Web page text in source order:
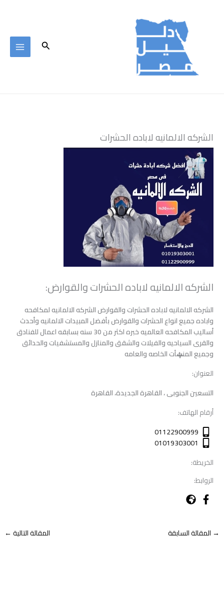
البحث
الشركه الالمانيه لاباده الحشرات
الشركه الالمانيه لاباده الحشرات والقوارض:
الشركه الالمانيه لاباده الحشرات والقوارض الشركه الالمانيه لمكافحه
واباده جميع انواع الحشرات والقوارض بأفضل المبيدات الالمانيه وأحدث
أساليب المكافحه العالميه خبره اكثر من 30 سنه بسابقه اعمال للفنادق
والقرى السياحيه والفيلات والشقق والمنازل والمستشفيات والحدائق
وجميع المنڜأت الخاصه والعامه
العنوان:
التسعين الجنوبى ، القاهرة الجديدة، القاهرة
أرقام الهاتف:
01122900999
01019303001
الخريطة:
الروابط:
→ المقالة السابقة المقالة التالية←